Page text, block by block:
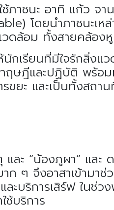
ภาชนะ อาทิ แก้ว จ
โดยนำภาชนะเห
ดล้อม ทั้งสายคล้อง
กเรียนที่มีใจรักสิ่งแ
ษฎีและปฏิบัติ พร้อม
ขยะ และเป็นทั้งสถ
ละ “น้องภูผา” และ
ก ๆ จึงอาสาเข้ามา
ะบริการเสิร์ฟ ในช่
ช้บริการ